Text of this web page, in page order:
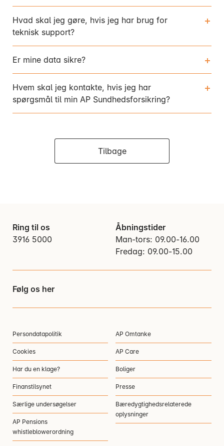
Hvad skal jeg gøre, hvis jeg har brug for
teknisk support?
Er mine data sikre?
Hvem skal jeg kontakte, hvis jeg har
spørgsmål til min AP Sundhedsforsikring?
Tilbage
Ring til os
3916 5000
Åbningstider
Man-tors: 09.00-16.00
Fredag: 09.00-15.00
Følg os her
Persondatapolitik
Cookies
Har du en klage?
Finanstilsynet
Særlige undersøgelser
AP Pensions
whistleblowerordning
AP Omtanke
AP Care
Boliger
Presse
Bæredygtighedsrelaterede
oplysninger